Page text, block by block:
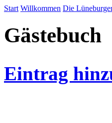
Start Willkommen Die
Gästebuch
Eintrag